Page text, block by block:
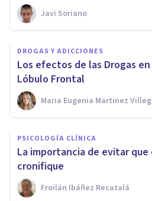
Javi Soriano
DROGAS Y ADICCIONES
Los efectos de las Drogas
Lóbulo Frontal
Maria Eugenia Martinez
PSICOLOGÍA CLÍNICA
La importancia de evitar que
cronifique
Froilán Ibáñez Recatalá